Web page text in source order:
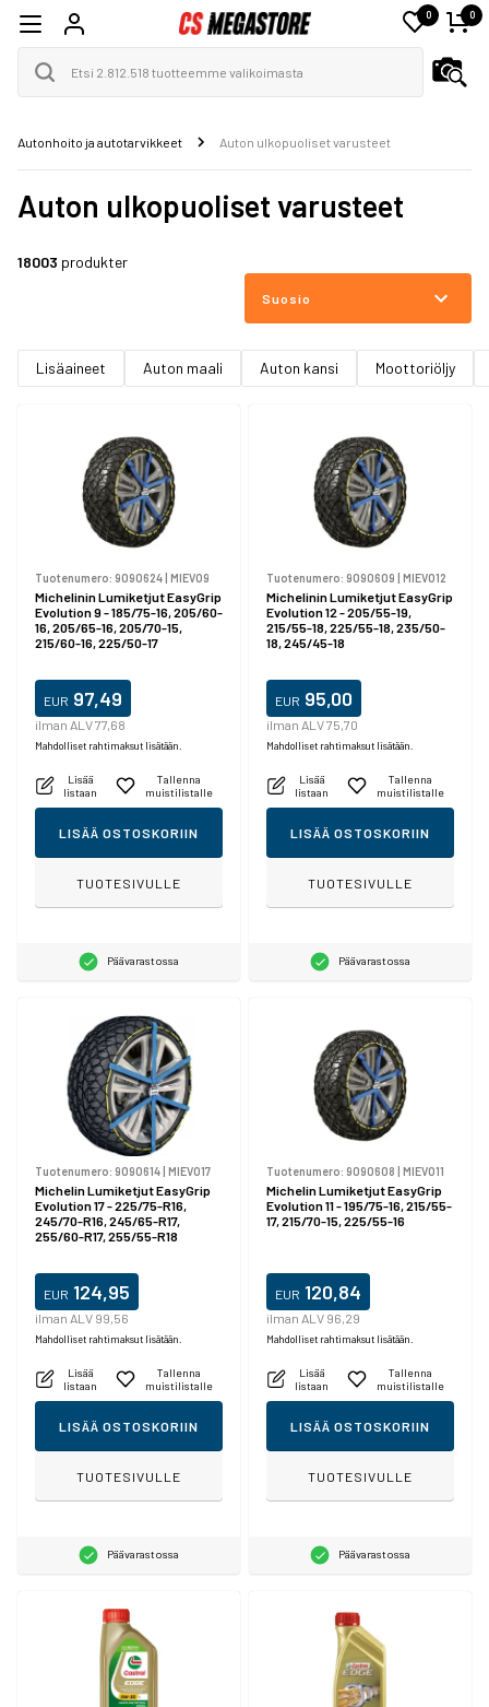
0 0
Autonhoito ja autotarvikkeet Auton ulkopuoliset varusteet
Auton ulkopuoliset varusteet
18003 produkter
Suosio
Lisäaineet Auton maali Auton kansi Moottoriöljy
Tuotenumero: 9090624| MIEVO9
Michelinin Lumiketjut EasyGrip
Evolution 9 - 185/75-16, 205/60-
16, 205/65-16, 205/70-15,
215/60-16, 225/50-17
EUR 97,49
ilman ALV 77,68
Mahdolliset rahtimaksut lisätään.
Lisää
listaan
Tallenna
muistilistalle
LISÄÄ OSTOSKORIIN
TUOTESIVULLE
Päävarastossa
Tuotenumero: 9090609 | MIEVO12
Michelinin Lumiketjut EasyGrip
Evolution 12 - 205/55-19,
215/55-18, 225/55-18, 235/50-
18, 245/45-18
EUR 95,00
ilman ALV 75,70
Mahdolliset rahtimaksut lisätään.
Lisää
listaan
Tallenna
muistilistalle
LISÄÄ OSTOSKORIIN
TUOTESIVULLE
Päävarastossa
Tuotenumero: 9090614| MIEVO17
Michelin Lumiketjut EasyGrip
Evolution 17 - 225/75-R16,
245/70-R16, 245/65-R17,
255/60-R17, 255/55-R18
EUR 124,95
ilman ALV 99,56
Mahdolliset rahtimaksut lisätään.
Lisää
listaan
Tallenna
muistilistalle
LISÄÄ OSTOSKORIIN
TUOTESIVULLE
Päävarastossa
Tuotenumero: 9090608 | MIEVO11
Michelin Lumiketjut EasyGrip
Evolution 11 - 195/75-16, 215/55-
17, 215/70-15, 225/55-16
EUR 120,84
ilman ALV 96,29
Mahdolliset rahtimaksut lisätään.
Lisää
listaan
Tallenna
muistilistalle
LISÄÄ OSTOSKORIIN
TUOTESIVULLE
Päävarastossa